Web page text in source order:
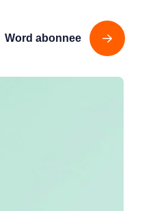
Word abonnee